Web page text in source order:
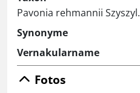
Pavonia rehmannii Szyszyl.
Synonyme
Vernakularname
Fotos